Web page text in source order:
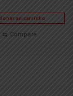
ao carrinho
⇆ Compare